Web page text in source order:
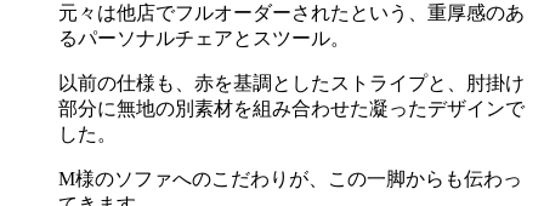
元々は他店でフルオーダーされたという、重厚感のあ
るパーソナルチェアとスツール。
以前の仕様も、赤を基調としたストライプと、肘掛け
部分に無地の別素材を組み合わせた凝ったデザインで
した。
M様のソファへのこだわりが、この一脚からも伝わっ